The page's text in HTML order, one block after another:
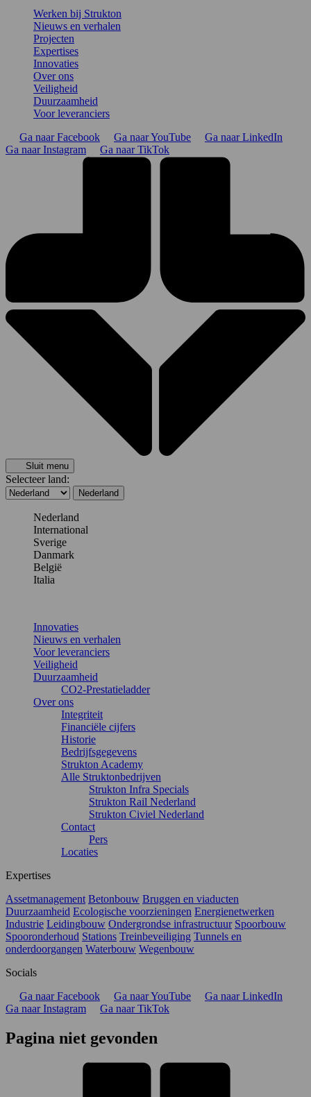
Werken bij Strukton
Nieuws en verhalen
Projecten
Expertises
Innovaties
Over ons
Veiligheid
Duurzaamheid
Voor leveranciers
Ga naar Facebook
Ga naar YouTube
Ga naar LinkedIn
Ga naar Instagram
Ga naar TikTok
Sluit menu
Selecteer land:
Nederland
Nederland
International
Sverige
Danmark
België
Italia
Innovaties
Nieuws en verhalen
Voor leveranciers
Veiligheid
Duurzaamheid
CO2-Prestatieladder
Over ons
Integriteit
Financiële cijfers
Historie
Bedrijfsgegevens
Strukton Academy
Alle Struktonbedrijven
Strukton Infra Specials
Strukton Rail Nederland
Strukton Civiel Nederland
Contact
Pers
Locaties
Expertises
Assetmanagement Betonbouw Bruggen en viaducten
Duurzaamheid Ecologische voorzieningen Energienetwerken
Industrie Leidingbouw Ondergrondse infrastructuur Spoorbouw
Spooronderhoud Stations Treinbeveiliging Tunnels en
onderdoorgangen Waterbouw Wegenbouw
Socials
Ga naar Facebook
Ga naar YouTube
Ga naar LinkedIn
Ga naar Instagram
Ga naar TikTok
Pagina niet gevonden